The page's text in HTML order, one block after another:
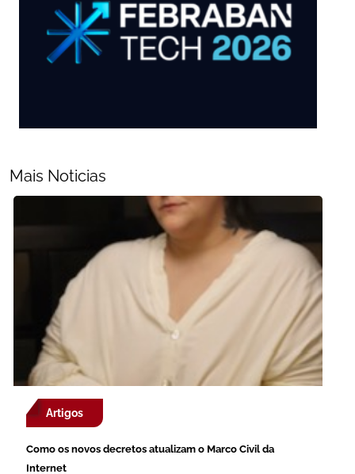
Mais Noticias
Artigos
Como os novos decretos atualizam o Marco Civil da
Internet